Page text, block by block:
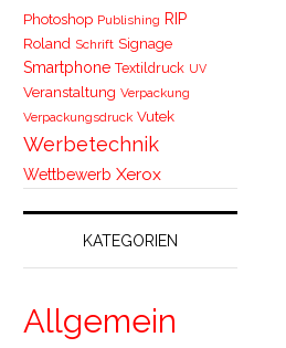
Photoshop Publishing RIP
Roland Schrift Signage
Smartphone Textildruck UV
Veranstaltung Verpackung
Verpackungsdruck Vutek
Werbetechnik
Wettbewerb Xerox
KATEGORIEN
Allgemein